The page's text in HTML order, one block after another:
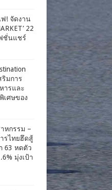
ฟ! จัดงาน
22
ชั่นแชร์
ริมการ
ารและ
ศษของ
หกรรม –
รไทยฮึดสู้
63 หดตัว
มุ่งเป้า